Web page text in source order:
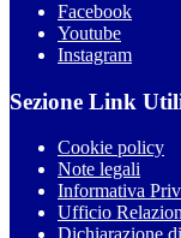
Facebook
Youtube
Instagram
Sezione Link
Cookie policy
Note legali
Informativa
Ufficio